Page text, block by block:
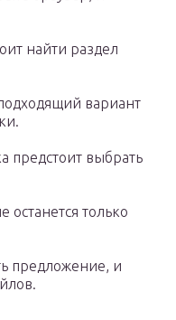
найти раздел
вариант
предстоит выбрать
только
предложение, и